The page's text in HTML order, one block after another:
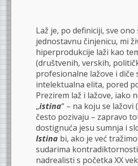
Laž je, po definiciji, sve
jednostavnu činjenicu, mi
hiperprodukcije laži kao
(društvenih, verskih,
profesionalne lažove i diče
intelektualna elita, pored
Prezirem laž i lažove, iako
„istina“ – na koju se
često pozivaju – zapravo
dostignuća jesu sumnja i
Istina bi, ako je već
sudarima
nadrealisti s početka XX